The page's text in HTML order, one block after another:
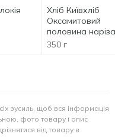
Хлiб Київхліб
Оксамитовий
половина
350г
350 г
зусиль, щоб вся інформація
фото товару і опис
від товару в